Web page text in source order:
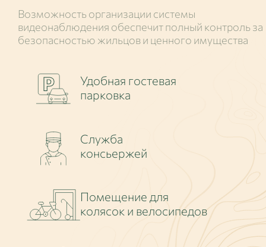
Возможность организации системы
видеонаблюдения обеспечит полный контроль за
безопасностью жильцов и ценного имущества
Удобная гостевая
парковка
Служба
консьержей
Помещение для
колясок и велосипедов